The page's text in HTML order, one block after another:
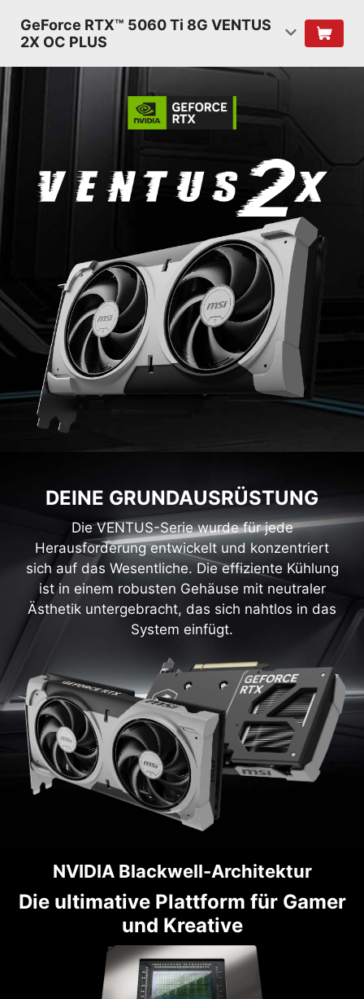
GeForce RTX™ 5060 Ti 8G VENTUS
2X OC PLUS
DEINE GRUNDAUSRÜSTUNG
Die VENTUS-Serie wurde für jede
Herausforderung entwickelt und konzentriert
sich auf das Wesentliche. Die effiziente Kühlung
ist in einem robusten Gehäuse mit neutraler
Ästhetik untergebracht, das sich nahtlos in das
System einfügt.
NVIDIA Blackwell-Architektur
Die ultimative Plattform für Gamer
und Kreative